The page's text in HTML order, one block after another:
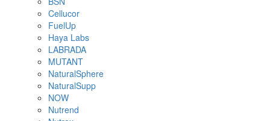
Cellucor
FuelUp
Haya Labs
LABRADA
MUTANT
NaturalSphere
NaturalSupp
NOW
Nutrend